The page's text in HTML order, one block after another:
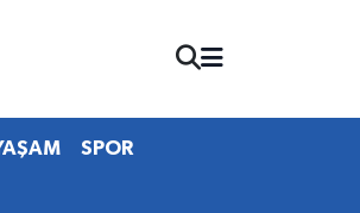
SPOR